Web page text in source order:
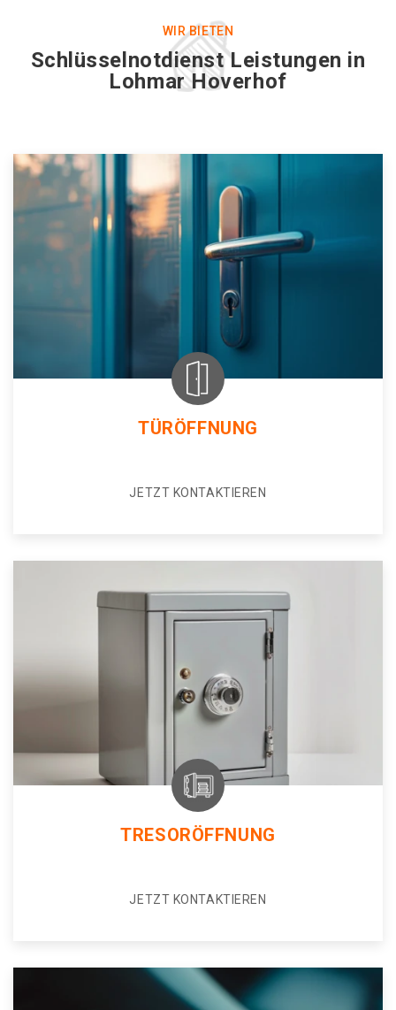
WIR BIETEN
Schlüsselnotdienst Leistungen in
Lohmar Hoverhof
TÜRÖFFNUNG
JETZT KONTAKTIEREN
TRESORÖFFNUNG
JETZT KONTAKTIEREN